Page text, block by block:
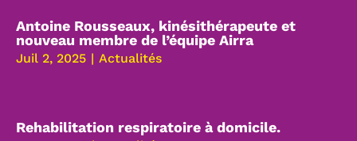
Antoine Rousseaux, kinésithérapeute et
nouveau membre de l’équipe Airra
Juil 2, 2025 | Actualités
Rehabilitation respiratoire à domicile.